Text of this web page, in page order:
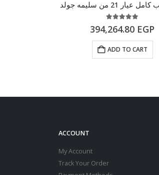
21 من سليمه جولد
394,264.80 EGP
ADD TO CART
ACCOUNT
My Account
Track Your Order